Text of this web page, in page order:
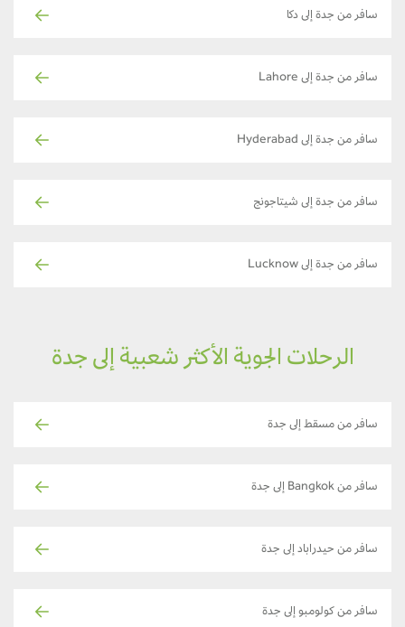
سافر من جدة إلى دكا
سافر من جدة إلى Lahore
سافر من جدة إلى Hyderabad
سافر من جدة إلى شيتاجونج
سافر من جدة إلى Lucknow
الرحلات الجوية الأكثر شعبية إلى جدة
سافر من مسقط إلى جدة
سافر من Bangkok إلى جدة
سافر من حيدراباد إلى جدة
سافر من كولومبو إلى جدة